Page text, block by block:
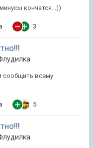
кончатся...))
3
сообщить всему
5